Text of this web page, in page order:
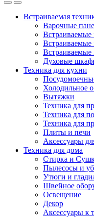
Встраиваемая
Варочные
Духовые
Техника для кухни
Холодильное
Вытяжки
Техника для
Техника для
Техника для
Плиты и печи
Аксессуары
Техника для дома
Стирка и
Пылесосы и
Утюги и
Швейное
Освещение
Декор
Аксессуары к